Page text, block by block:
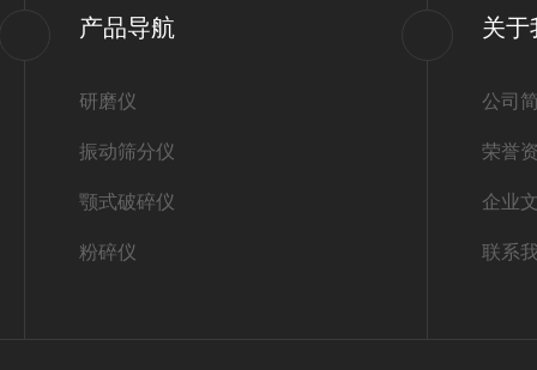
产品导航
研磨仪
振动筛分仪
颚式破碎仪
粉碎仪
关于
公司
荣誉
企业
联系